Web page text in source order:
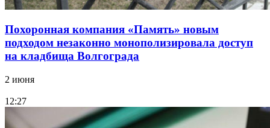
Похоронная компания «Память» новым
подходом незаконно монополизировала доступ
на кладбища Волгограда
2 июня
12:27